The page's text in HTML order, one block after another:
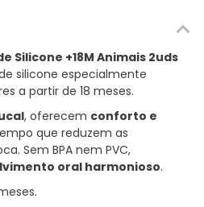
Silicone +18M Animais 2uds
silicone especialmente
a partir de 18 meses.
, oferecem conforto e
que reduzem as
Sem BPA nem PVC,
oral harmonioso.